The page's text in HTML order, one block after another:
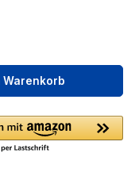
Warenkorb